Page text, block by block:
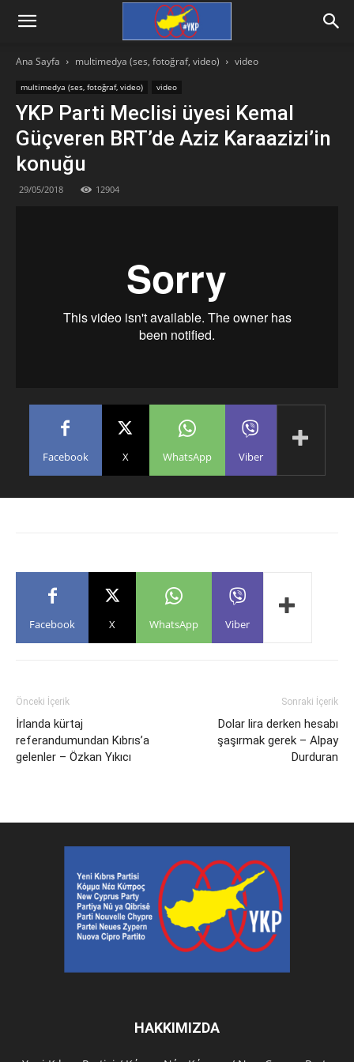
Ana Sayfa multimedya (ses, fotoğraf, video) video
multimedya (ses, fotoğraf, video) video
YKP Parti Meclisi üyesi Kemal
Güçveren BRT’de Aziz Karaazizi’in
konuğu
29/05/2018 12904
Facebook X WhatsApp Viber
Facebook X WhatsApp Viber
Önceki İçerik
İrlanda kürtaj
referandumundan Kıbrıs’a
gelenler – Özkan Yıkıcı
Sonraki İçerik
Dolar lira derken hesabı
şaşırmak gerek – Alpay
Durduran
HAKKIMIZDA